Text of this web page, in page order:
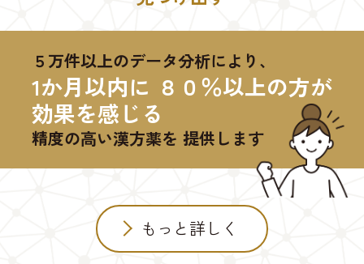
５万件以上のデータ分析により、
1か月以内に ８０％以上の方が
効果を感じる
精度の高い漢方薬を 提供します
もっと詳しく